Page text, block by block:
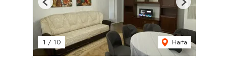
1 / 10 Harta
Previous Next